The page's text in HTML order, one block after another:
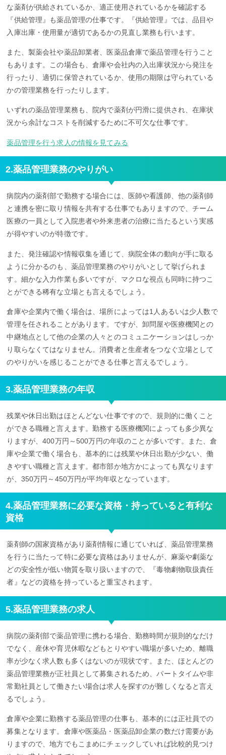
な薬剤が供給されているか、適正使用されているかを確認する
『供給管理』も薬品管理の仕事です。『供給管理』では、品目や
入庫出庫・使用量が適切であるかの見直し業務も行います。
また、製薬会社や薬品卸業者、医薬品倉庫で薬品管理を行うこと
もあります。この場合も、倉庫や会社内の入出庫状況から発注を
行ったり、適切に保管されているか、使用の期限は守られている
かの管理業務を行ったりします。
いずれの薬品管理業務も、院内で薬剤が円滑に提供され、在庫状
況から余計なコストを削減するために不可欠な仕事です。
薬品管理を行う求人の情報を見てみる
2.薬品管理業務のやりがい
病院内の薬剤部で勤務する場合には、医師や看護師、他の薬剤師
と連携を密に取り情報を共有する仕事でもありますので、チーム
医療の一員として入院患者や外来患者の治療に当たるという実感
が得やすいのが特徴です。
また、発注確認や情報収集を通じて、病院全体の動向が手に取る
ように分かるのも、薬品管理業務のやりがいとして挙げられま
す。細かな入力作業も多いですが、マクロな視点も同時に持つこ
とができる稀有な立場とも言えるでしょう。
倉庫や企業内で働く場合は、場所によっては1人あるいは少人数で
管理を任されることがあります。ですが、卸問屋や医療機関との
中継地点として他の企業の人々とのコミュニケーションはしっか
り取らなくてはなりません。消費者と生産者をつなぐ立場として
のやりがいを感じることができる仕事と言えるでしょう。
3.薬品管理業務の年収
残業や休日出勤はほとんどない仕事ですので、規則的に働くこと
ができる職種と言えます。勤務する医療機関によっても多少異な
りますが、400万円～500万円の年収のことが多いです。また、倉
庫や企業で働く場合も、基本的には残業や休日出勤が少ない、働
きやすい職種と言えます。都市部か地方かによっても異なります
が、350万円～450万円が平均年収となっています。
4.薬品管理業務に必要な資格・持っていると有利な
資格
薬剤師の国家資格があり薬剤情報に通じていれば、薬品管理業務
を行うに当たって特に必要な資格はありませんが、麻薬や劇薬な
どの安全性が低い物質を取り扱いますので、『毒物劇物取扱責任
者』などの資格を持っていると重宝されます。
5.薬品管理業務の求人
病院の薬剤部で薬品管理に携わる場合、勤務時間が規則的なだけ
でなく、産休や育児休暇などもとりやすい職場が多いため、離職
率が少なく求人数も多くはないのが現状です。また、ほとんどの
薬品管理業務が正社員として募集されるため、パートタイムや非
常勤社員として働きたい場合は求人を探すのが難しくなると言え
るでしょう。
倉庫や企業に勤務する薬品管理の仕事も、基本的には正社員での
募集となります。倉庫や医薬品・医薬品卸企業の数だけ需要があ
りますので、地方でもこまめにチェックしていれば比較的見つけ